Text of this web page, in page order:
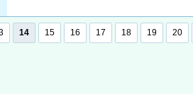
14 15 16 17 18 19 20